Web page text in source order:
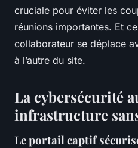
cruciale pour éviter les
réunions importantes. Et
collaborateur se déplace
à l’autre du site.
La cybersécurité
infrastructure
Le portail captif